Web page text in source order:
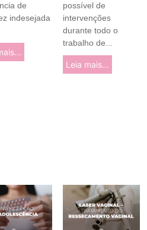
de
indesejada
possível de
intervenções
durante todo o
trabalho de...
Leia mais...